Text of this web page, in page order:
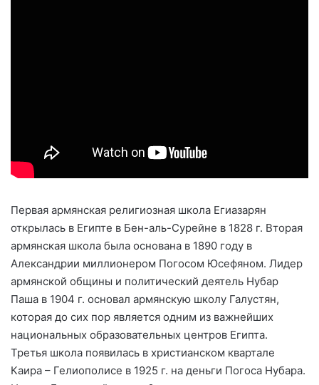
Первая армянская религиозная школа Егиазарян
открылась в Египте в Бен-аль-Сурейне в 1828 г. Вторая
армянская школа была основана в 1890 году в
Александрии миллионером Погосом Юсефяном. Лидер
армянской общины и политический деятель Нубар
Паша в 1904 г. основал армянскую школу Галустян,
которая до сих пор является одним из важнейших
национальных образовательных центров Египта.
Третья школа появилась в христианском квартале
Каира – Гелиополисе в 1925 г. на деньги Погоса Нубара.